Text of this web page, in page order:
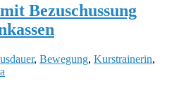
Bezuschussung
, Bewegung, Kurstrainerin,